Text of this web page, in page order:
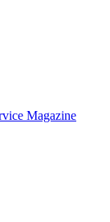
Magazine